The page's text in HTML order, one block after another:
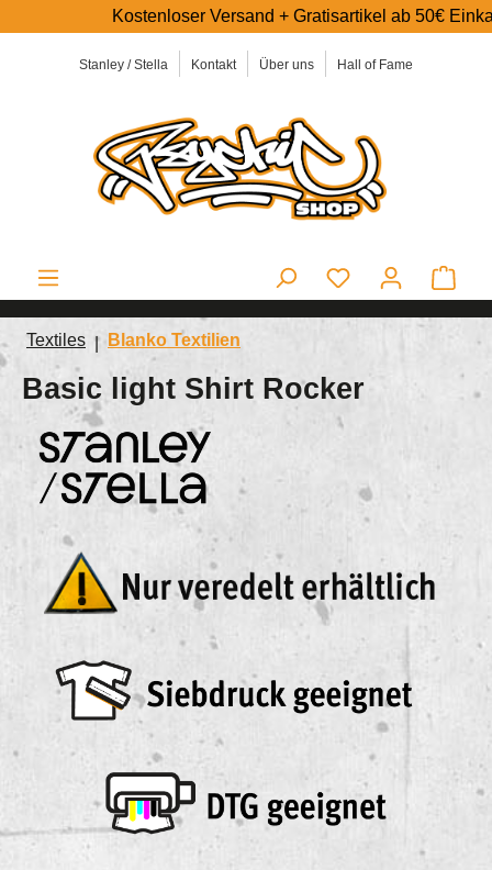
Stanley / Stella Kontakt Über uns Hall of Fame
Kostenloser Versand + Gratisartikel ab 50€ Einkaufswert
Textiles Blanko Textilien
Basic light Shirt Rocker